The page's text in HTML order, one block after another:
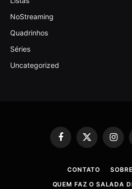
NoStreaming
Quadrinhos
Séries
Uncategorized
Facebook
X
CONTATO
QUEM FAZ O SALADA